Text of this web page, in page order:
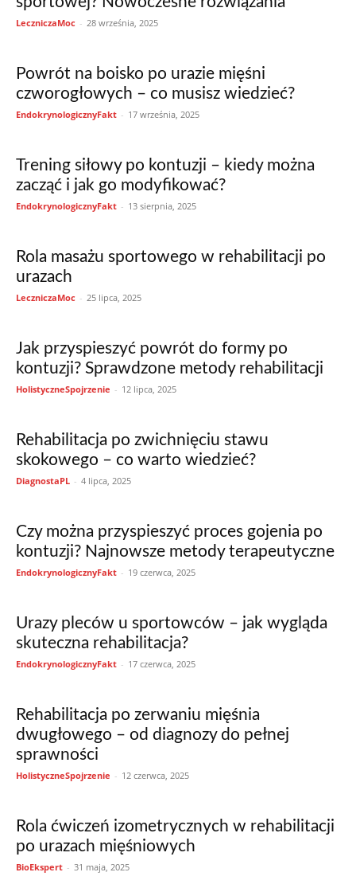
LeczniczaMoc - 28 września, 2025
Powrót na boisko po urazie mięśni
czworogłowych – co musisz wiedzieć?
EndokrynologicznyFakt - 17 września, 2025
Trening siłowy po kontuzji – kiedy można
zacząć i jak go modyfikować?
EndokrynologicznyFakt - 13 sierpnia, 2025
Rola masażu sportowego w rehabilitacji po
urazach
LeczniczaMoc - 25 lipca, 2025
Jak przyspieszyć powrót do formy po
kontuzji? Sprawdzone metody rehabilitacji
HolistyczneSpojrzenie - 12 lipca, 2025
Rehabilitacja po zwichnięciu stawu
skokowego – co warto wiedzieć?
DiagnostaPL - 4 lipca, 2025
Czy można przyspieszyć proces gojenia po
kontuzji? Najnowsze metody terapeutyczne
EndokrynologicznyFakt - 19 czerwca, 2025
Urazy pleców u sportowców – jak wygląda
skuteczna rehabilitacja?
EndokrynologicznyFakt - 17 czerwca, 2025
Rehabilitacja po zerwaniu mięśnia
dwugłowego – od diagnozy do pełnej
sprawności
HolistyczneSpojrzenie - 12 czerwca, 2025
Rola ćwiczeń izometrycznych w rehabilitacji
po urazach mięśniowych
BioEkspert - 31 maja, 2025